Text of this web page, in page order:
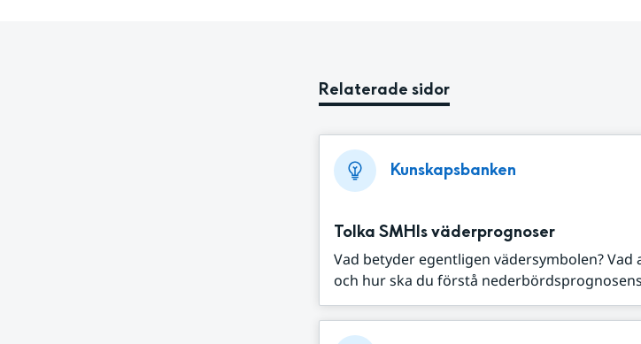
Relaterade sidor
Kunskapsbanken
Tolka SMHIs väderprognoser
Vad betyder egentligen vädersymbolen? Vad
och hur ska du förstå